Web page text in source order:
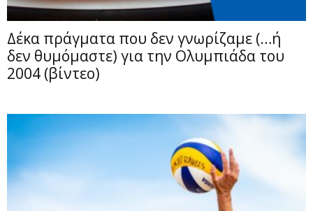
Δέκα πράγματα που δεν γνωρίζαμε (…ή
δεν θυμόμαστε) για την Ολυμπιάδα του
2004 (βίντεο)